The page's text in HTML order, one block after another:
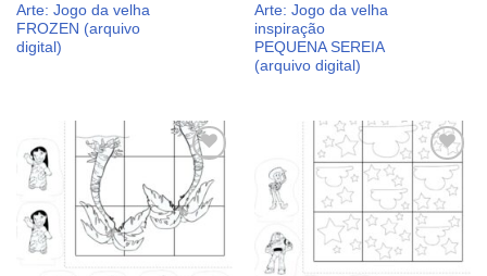
Arte: Jogo da velha
FROZEN (arquivo
digital)
Arte: Jogo da velha
inspiração
PEQUENA SEREIA
(arquivo digital)
Adicionar
aos
meus
desejos
Adicionar
aos
meus
desejos